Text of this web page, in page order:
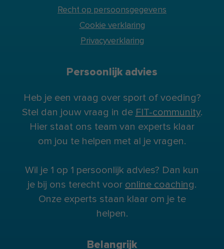
Recht op persoonsgegevens
Cookie verklaring
Privacyverklaring
Persoonlijk advies
Heb je een vraag over sport of voeding?
Stel dan jouw vraag in de FIT-community.
Hier staat ons team van experts klaar
om jou te helpen met al je vragen.
Wil je 1 op 1 persoonlijk advies? Dan kun
je bij ons terecht voor online coaching.
Onze experts staan klaar om je te
helpen.
Belangrijk